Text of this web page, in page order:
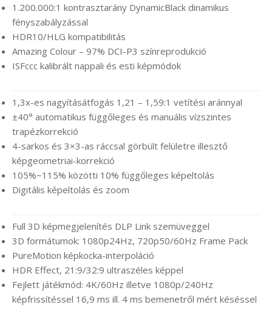
1.200.000:1 kontrasztarány DynamicBlack dinamikus
fényszabályzással
HDR10/HLG kompatibilitás
Amazing Colour – 97% DCI-P3 színreprodukció
ISFccc kalibrált nappali és esti képmódok
1,3x-es nagyításátfogás 1,21 – 1,59:1 vetítési aránnyal
±40° automatikus függőleges és manuális vízszintes
trapézkorrekció
4-sarkos és 3×3-as ráccsal görbült felületre illesztő
képgeometriai-korrekció
105%~115% közötti 10% függőleges képeltolás
Digitális képeltolás és zoom
Full 3D képmegjelenítés DLP Link szemüveggel
3D formátumok: 1080p24Hz, 720p50/60Hz Frame Pack
PureMotion képkocka-interpoláció
HDR Effect, 21:9/32:9 ultraszéles képpel
Fejlett játékmód: 4K/60Hz illetve 1080p/240Hz
képfrissítéssel 16,9 ms ill. 4 ms bemenetről mért késéssel